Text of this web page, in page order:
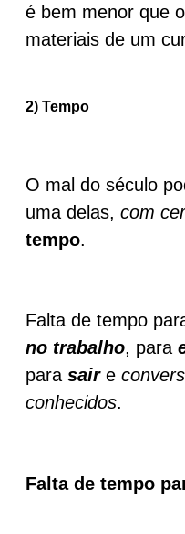
é bem menor que
materiais de um
2) Tempo
O mal do século
uma delas, com
tempo.
Falta de tempo
no trabalho, para
para sair e
conhecidos.
Falta de tempo